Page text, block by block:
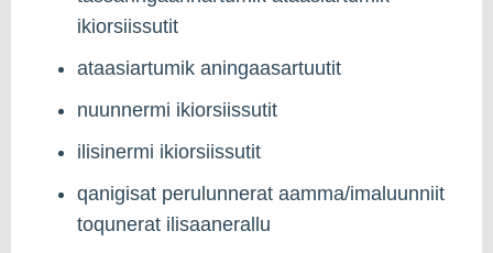
ikiorsiissutit
ataasiartumik aningaasartuutit
nuunnermi ikiorsiissutit
ilisinermi ikiorsiissutit
qanigisat perulunnerat aamma/imaluunniit
toqunerat ilisaanerallu